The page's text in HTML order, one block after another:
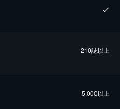
210誌以上
5,000以上